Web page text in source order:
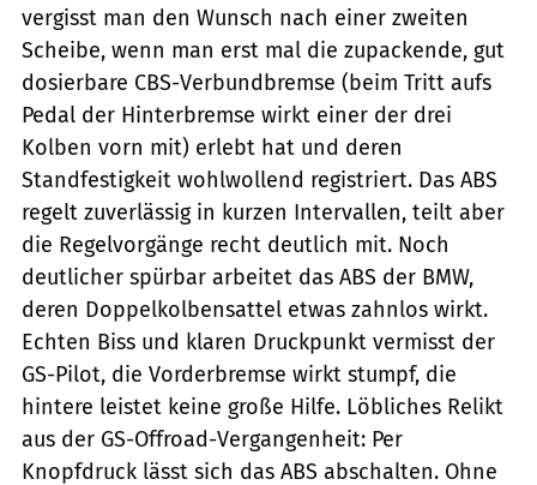
vergisst man den Wunsch nach einer zweiten
Scheibe, wenn man erst mal die zupackende, gut
dosierbare CBS-Verbundbremse (beim Tritt aufs
Pedal der Hinterbremse wirkt einer der drei
Kolben vorn mit) erlebt hat und deren
Standfestigkeit wohlwollend registriert. Das ABS
regelt zuverlässig in kurzen Intervallen, teilt aber
die Regelvorgänge recht deutlich mit. Noch
deutlicher spürbar arbeitet das ABS der BMW,
deren Doppelkolbensattel etwas zahnlos wirkt.
Echten Biss und klaren Druckpunkt vermisst der
GS-Pilot, die Vorderbremse wirkt stumpf, die
hintere leistet keine große Hilfe. Löbliches Relikt
aus der GS-Offroad-Vergangenheit: Per
Knopfdruck lässt sich das ABS abschalten. Ohne